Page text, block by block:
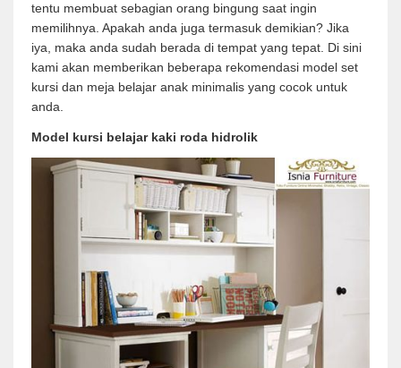
tentu membuat sebagian orang bingung saat ingin
memilihnya. Apakah anda juga termasuk demikian? Jika
iya, maka anda sudah berada di tempat yang tepat. Di sini
kami akan memberikan beberapa rekomendasi model set
kursi dan meja belajar anak minimalis yang cocok untuk
anda.
Model kursi belajar kaki roda hidrolik